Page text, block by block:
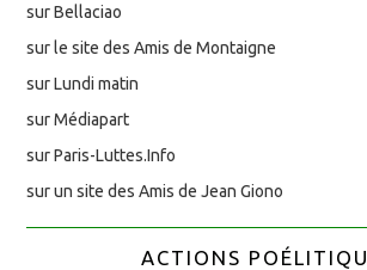
sur Bellaciao
sur le site des Amis de Montaigne
sur Lundi matin
sur Médiapart
sur Paris-Luttes.Info
sur un site des Amis de Jean Giono
ACTIONS